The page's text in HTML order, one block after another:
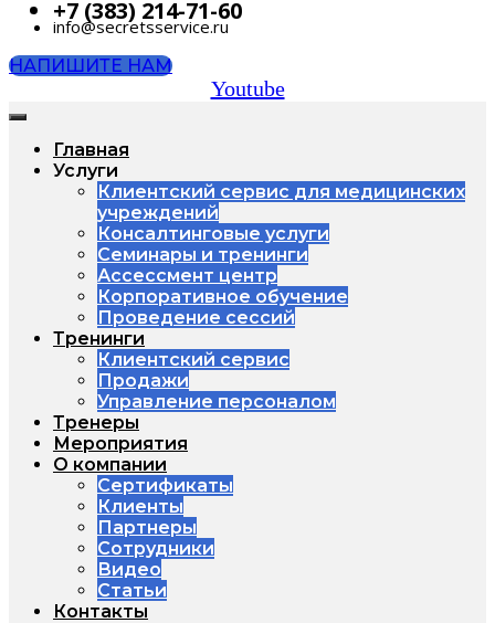
+7 (383) 214-71-60
info@secretsservice.ru
НАПИШИТЕ НАМ
Youtube
Главная
Услуги
Клиентский сервис для медицинских
учреждений
Консалтинговые услуги
Семинары и тренинги
Ассессмент центр
Корпоративное обучение
Проведение сессий
Тренинги
Клиентский сервис
Продажи
Управление персоналом
Тренеры
Мероприятия
О компании
Сертификаты
Клиенты
Партнеры
Сотрудники
Видео
Статьи
Контакты